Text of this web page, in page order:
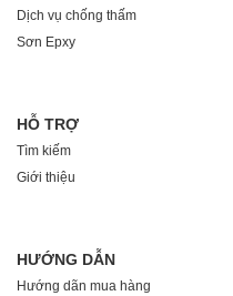
Dịch vụ chống thấm
Sơn Epxy
HỖ TRỢ
Tìm kiếm
Giới thiệu
HƯỚNG DẪN
Hướng dãn mua hàng